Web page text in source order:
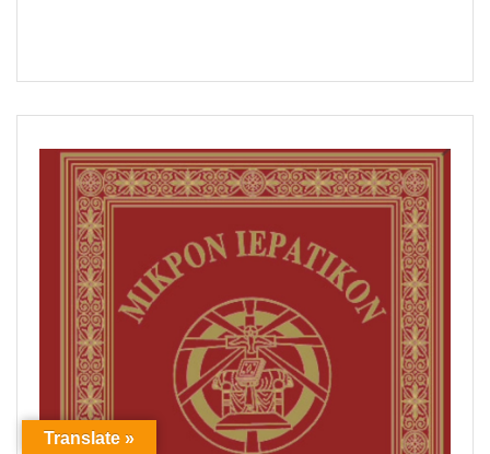
Translate »